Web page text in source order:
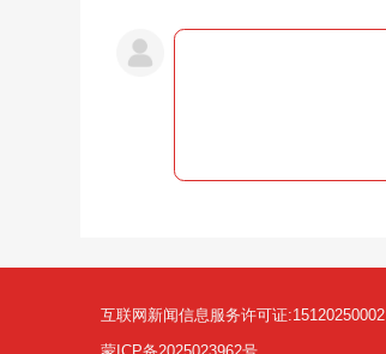
互联网新闻信息服务许可证:15120250002